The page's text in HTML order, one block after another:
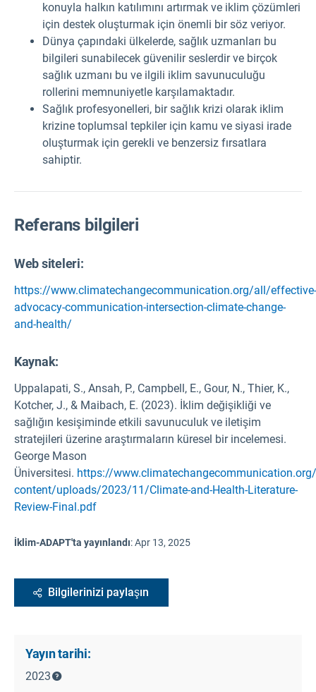
konuyla halkın katılımını artırmak ve iklim çözümleri
için destek oluşturmak için önemli bir söz veriyor.
Dünya çapındaki ülkelerde, sağlık uzmanları bu
bilgileri sunabilecek güvenilir seslerdir ve birçok
sağlık uzmanı bu ve ilgili iklim savunuculuğu
rollerini memnuniyetle karşılamaktadır.
Sağlık profesyonelleri, bir sağlık krizi olarak iklim
krizine toplumsal tepkiler için kamu ve siyasi irade
oluşturmak için gerekli ve benzersiz fırsatlara
sahiptir.
Referans bilgileri
Web siteleri:
https://www.climatechangecommunication.org/all/effective-
advocacy-communication-intersection-climate-change-
and-health/
Kaynak:
Uppalapati, S., Ansah, P., Campbell, E., Gour, N., Thier, K.,
Kotcher, J., & Maibach, E. (2023). İklim değişikliği ve
sağlığın kesişiminde etkili savunuculuk ve iletişim
stratejileri üzerine araştırmaların küresel bir incelemesi.
George Mason
Üniversitesi. https://
content/uploads/2023/11/Climate-and-Health-Literature-
Review-Final.pdf
İklim-ADAPT'ta yayınlandı:Apr 13, 2025
Bilgilerinizi paylaşın
Yayın tarihi:
2023